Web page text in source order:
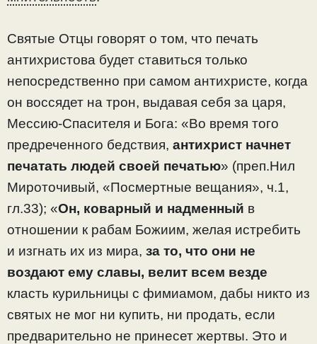
Святые Отцы говорят о том, что печать
антихристова будет ставиться только
непосредственно при самом антихристе, когда
он воссядет на трон, выдавая себя за царя,
Мессию-Спасителя и Бога: «Во время того
предреченного бедствия, антихрист начнет
печатать людей своей печатью» (преп.Нил
Мироточивый, «Посмертные вещания», ч.1,
гл.33); «Он, коварный и надменный в
отношении к рабам Божиим, желая истребить
и изгнать их из мира, за то, что они не
воздают ему славы, велит всем везде
класть курильницы с фимиамом, дабы никто из
святых не мог ни купить, ни продать, если
предварительно не принесет жертвы. Это и